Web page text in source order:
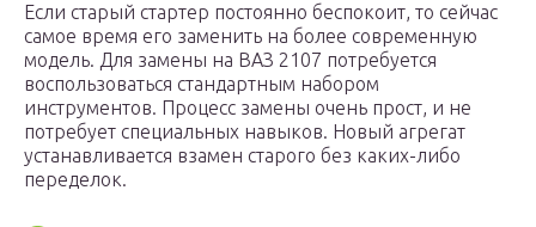
Если старый стартер постоянно беспокоит, то сейчас
самое время его заменить на более современную
модель. Для замены на ВАЗ 2107 потребуется
воспользоваться стандартным набором
инструментов. Процесс замены очень прост, и не
потребует специальных навыков. Новый агрегат
устанавливается взамен старого без каких-либо
переделок.